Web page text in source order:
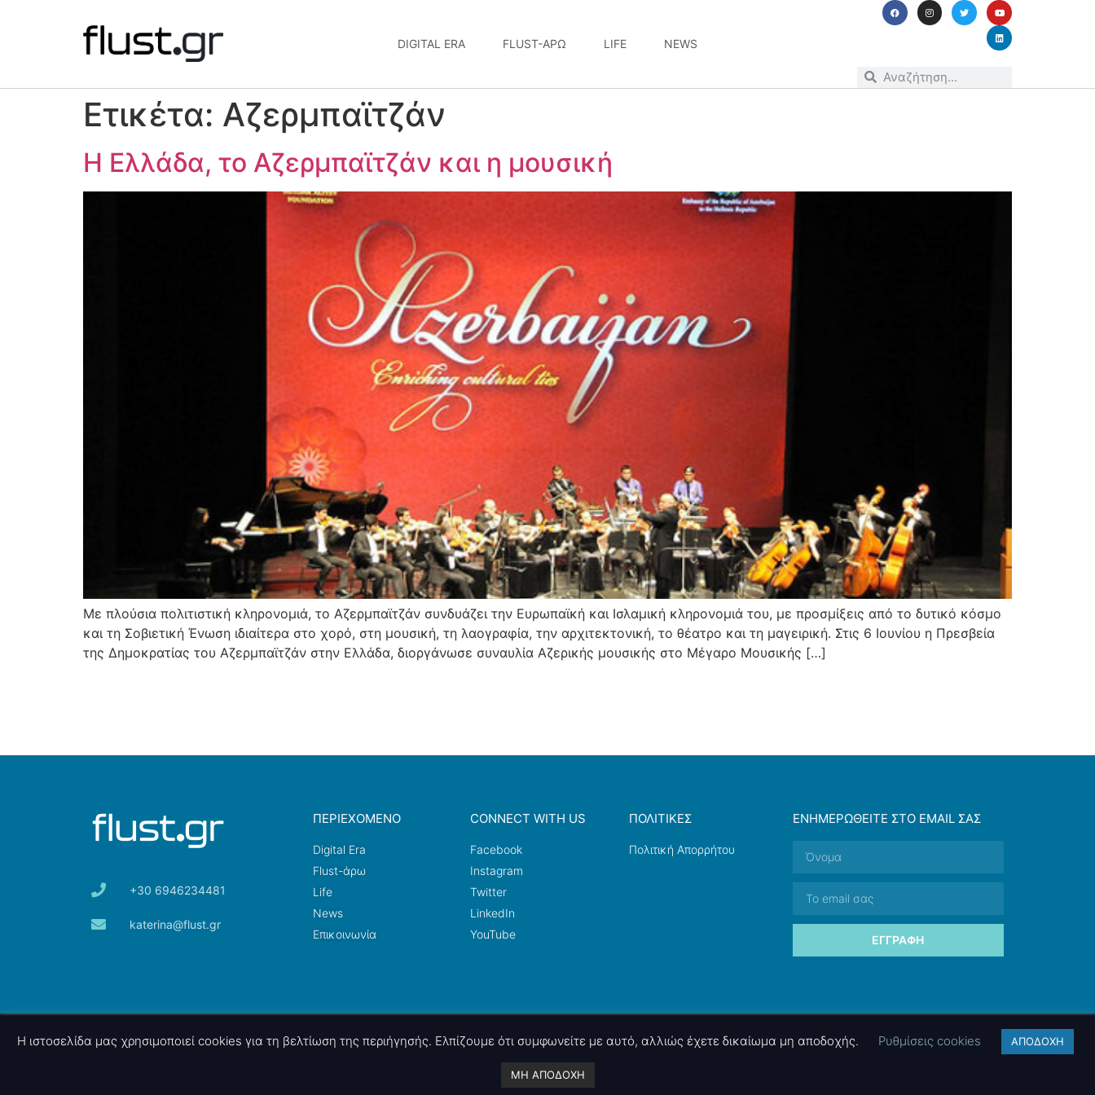
DIGITAL ERA FLUST-ΆΡΩ LIFE NEWS
Ετικέτα: Αζερμπαϊτζάν
Η Ελλάδα, το Αζερμπαϊτζάν και η μουσική
Με πλούσια πολιτιστική κληρονομιά, το Αζερμπαϊτζάν συνδυάζει την Ευρωπαϊκή και Ισλαμική κληρονομιά του, με προσμίξεις από το δυτικό κόσμο
και τη Σοβιετική Ένωση ιδιαίτερα στο χορό, στη μουσική, τη λαογραφία, την αρχιτεκτονική, το θέατρο και τη μαγειρική. Στις 6 Ιουνίου η Πρεσβεία
της Δημοκρατίας του Αζερμπαϊτζάν στην Ελλάδα, διοργάνωσε συναυλία Αζερικής μουσικής στο Μέγαρο Μουσικής […]
+30 6946234481
katerina@flust.gr
ΠΕΡΙΕΧΟΜΕΝΟ
Digital Era
Flust-άρω
Life
News
Επικοινωνία
CONNECT WITH US
Facebook
Instagram
Twitter
LinkedIn
YouTube
ΠΟΛΙΤΙΚΕΣ
Πολιτική Απορρήτου
ΕΝΗΜΕΡΩΘΕΊΤΕ ΣΤΟ EMAIL ΣΑΣ
ΕΓΓΡΑΦΉ
© 2026 nettings, ltd. All rights reserved.
nettings, ltd . Powered by
Η ιστοσελίδα μας χρησιμοποιεί cookies για τη βελτίωση της περιήγησής. Ελπίζουμε ότι συμφωνείτε με αυτό, αλλιώς έχετε δικαίωμα μη αποδοχής. Ρυθμίσεις cookies ΑΠΟΔΟΧΗ
ΜΗ ΑΠΟΔΟΧΗ